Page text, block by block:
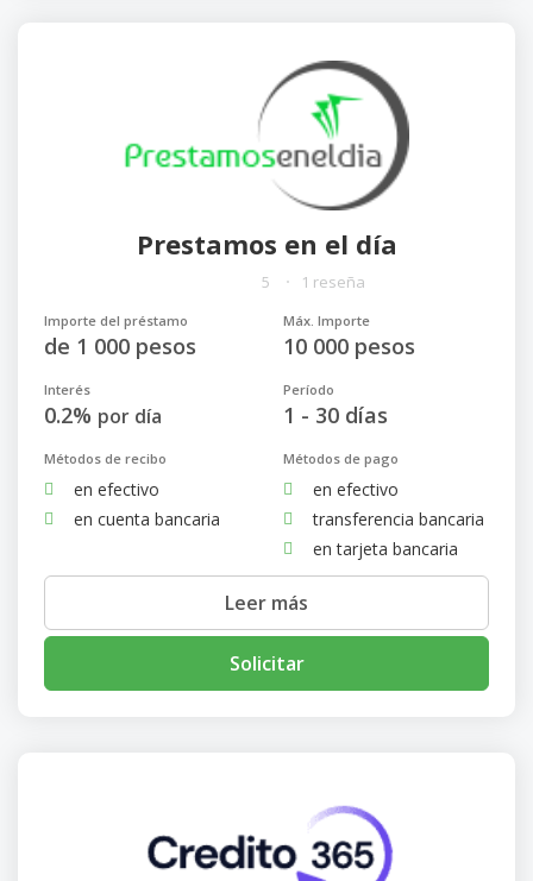
Prestamos en el día
5 1 reseña
Importe del préstamo
de 1 000 pesos
Máx. Importe
10 000 pesos
Interés
0.2% por día
Período
1 - 30 días
Métodos de recibo
en efectivo
en cuenta bancaria
Métodos de pago
en efectivo
transferencia bancaria
en tarjeta bancaria
Leer más
Solicitar